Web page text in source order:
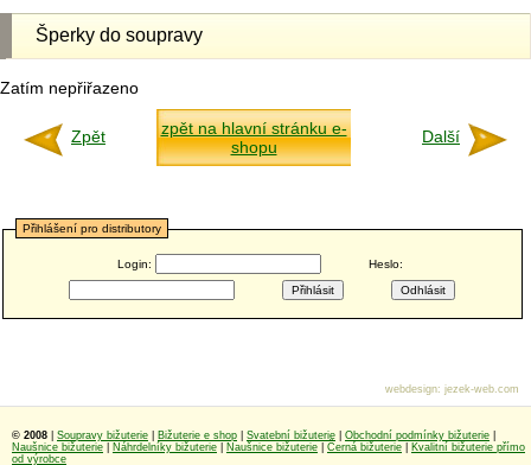
Šperky do soupravy
Zatím nepřiřazeno
Zpět
zpět na hlavní stránku e-
shopu
Další
Přihlášení pro distributory
Login: Heslo:
© 2008 Soupravy bižuterie Bižuterie e shop Svatební bižuterie Obchodní podmínky bižuterie
Naušnice bižuterie
Náhrdelníky bižuterie Naušnice bižuterie Černá bižuterie
Kvalitní bižuterie přímo
od výrobce
webdesign: jezek-web.com